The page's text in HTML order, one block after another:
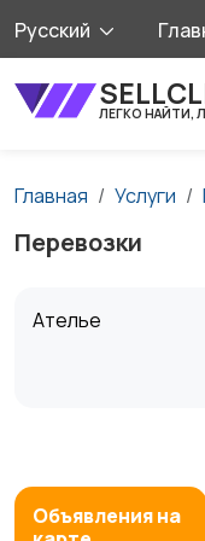
Русский
ЛЕГКО НАЙТИ,
Главная Услуги
Перевозки
Ателье
Объявления на